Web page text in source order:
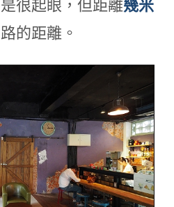
很起眼，但距離幾米
的距離。